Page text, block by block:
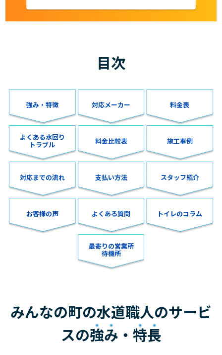
目次
強み・特徴 対応メーカー 料金表
よくある水回り
トラブル 料金比較表 施工事例
対応までの流れ 支払い方法 スタッフ紹介
お客様の声 よくある質問 トイレのコラム
最寄りの営業所
待機所
みんなの町の水道職人のサービ
スの強み ・ 特長